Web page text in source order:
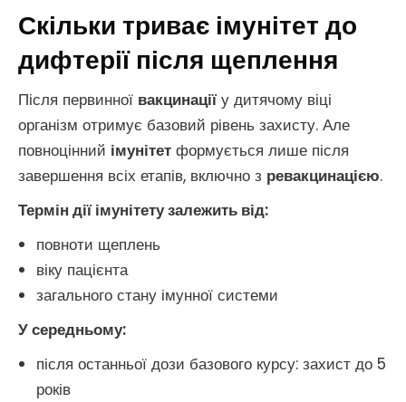
Скільки триває імунітет до
дифтерії після щеплення
Після первинної вакцинації у дитячому віці
організм отримує базовий рівень захисту. Але
повноцінний імунітет формується лише після
завершення всіх етапів, включно з ревакцинацією.
Термін дії імунітету залежить від:
повноти щеплень
віку пацієнта
загального стану імунної системи
У середньому:
після останньої дози базового курсу: захист до 5
років